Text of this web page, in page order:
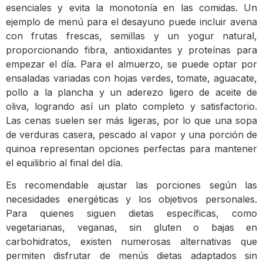
esenciales y evita la monotonía en las comidas. Un
ejemplo de menú para el desayuno puede incluir avena
con frutas frescas, semillas y un yogur natural,
proporcionando fibra, antioxidantes y proteínas para
empezar el día. Para el almuerzo, se puede optar por
ensaladas variadas con hojas verdes, tomate, aguacate,
pollo a la plancha y un aderezo ligero de aceite de
oliva, logrando así un plato completo y satisfactorio.
Las cenas suelen ser más ligeras, por lo que una sopa
de verduras casera, pescado al vapor y una porción de
quinoa representan opciones perfectas para mantener
el equilibrio al final del día.
Es recomendable ajustar las porciones según las
necesidades energéticas y los objetivos personales.
Para quienes siguen dietas específicas, como
vegetarianas, veganas, sin gluten o bajas en
carbohidratos, existen numerosas alternativas que
permiten disfrutar de menús dietas adaptados sin